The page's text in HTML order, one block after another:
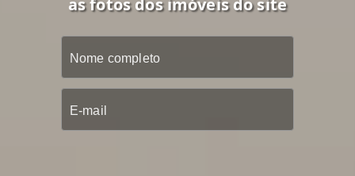
as fotos dos imóveis do site